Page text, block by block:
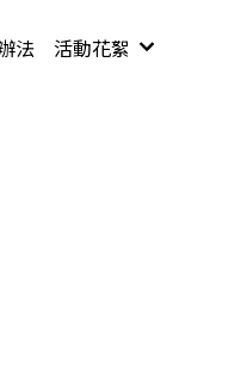
法 活動花絮
111年度活動